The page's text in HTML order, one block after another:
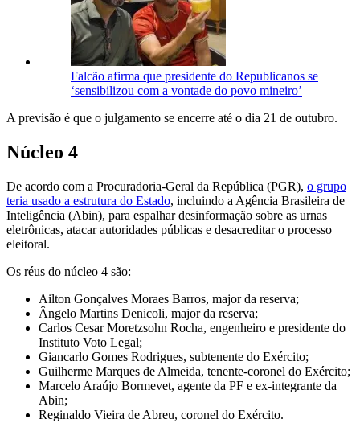
Falcão afirma que presidente do Republicanos se
‘sensibilizou com a vontade do povo mineiro’
A previsão é que o julgamento se encerre até o dia 21 de outubro.
Núcleo 4
De acordo com a Procuradoria-Geral da República (PGR), o grupo
teria usado a estrutura do Estado, incluindo a Agência Brasileira de
Inteligência (Abin), para espalhar desinformação sobre as urnas
eletrônicas, atacar autoridades públicas e desacreditar o processo
eleitoral.
Os réus do núcleo 4 são:
Ailton Gonçalves Moraes Barros, major da reserva;
Ângelo Martins Denicoli, major da reserva;
Carlos Cesar Moretzsohn Rocha, engenheiro e presidente do
Instituto Voto Legal;
Giancarlo Gomes Rodrigues, subtenente do Exército;
Guilherme Marques de Almeida, tenente-coronel do Exército;
Marcelo Araújo Bormevet, agente da PF e ex-integrante da
Abin;
Reginaldo Vieira de Abreu, coronel do Exército.